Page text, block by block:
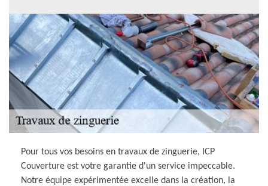
Pour tous vos besoins en travaux de zinguerie, ICP
Couverture est votre garantie d'un service impeccable.
Notre équipe expérimentée excelle dans la création, la